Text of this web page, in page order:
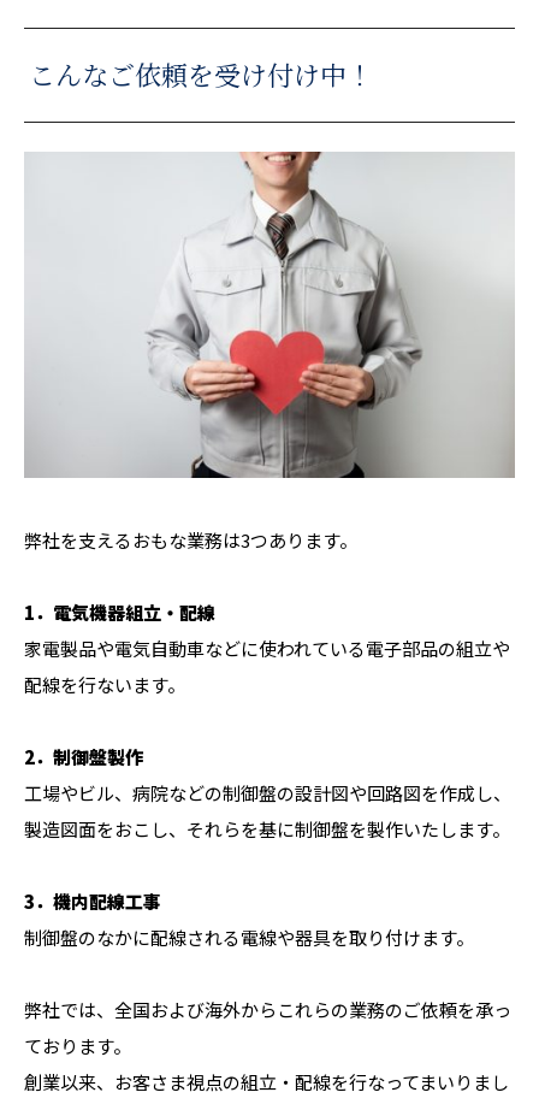
こんなご依頼を受け付け中！
弊社を支えるおもな業務は3つあります。
1．電気機器組立・配線
家電製品や電気自動車などに使われている電子部品の組立や
配線を行ないます。
2．制御盤製作
工場やビル、病院などの制御盤の設計図や回路図を作成し、
製造図面をおこし、それらを基に制御盤を製作いたします。
3．機内配線工事
制御盤のなかに配線される電線や器具を取り付けます。
弊社では、全国および海外からこれらの業務のご依頼を承っ
ております。
創業以来、お客さま視点の組立・配線を行なってまいりまし